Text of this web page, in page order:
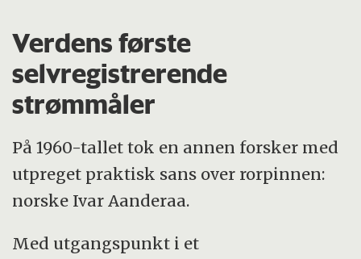
Verdens første
selvregistrerende
strømmåler
På 1960-tallet tok en annen forsker med
utpreget praktisk sans over rorpinnen:
norske Ivar Aanderaa.
Med utgangspunkt i et